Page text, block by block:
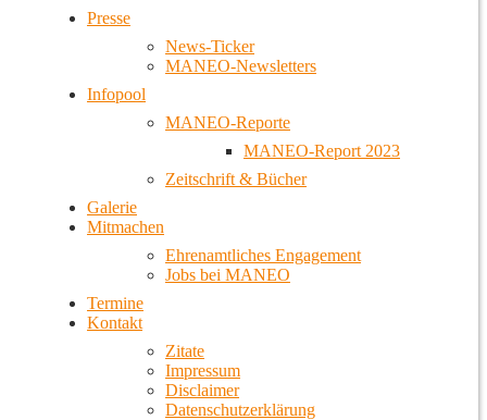
Presse
News-Ticker
MANEO-Newsletters
Infopool
MANEO-Reporte
MANEO-Report 2023
Zeitschrift & Bücher
Galerie
Mitmachen
Ehrenamtliches Engagement
Jobs bei MANEO
Termine
Kontakt
Zitate
Impressum
Disclaimer
Datenschutzerklärung